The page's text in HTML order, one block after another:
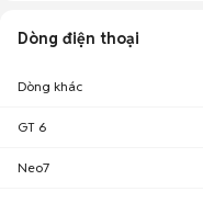
Dòng điện thoại
Dòng khác
GT 6
Neo7